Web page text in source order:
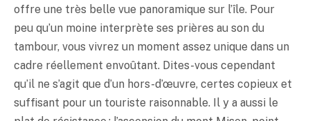
offre une très belle vue panoramique sur l’île. Pour
peu qu’un moine interprète ses prières au son du
tambour, vous vivrez un moment assez unique dans un
cadre réellement envoûtant. Dites-vous cependant
qu’il ne s’agit que d’un hors-d’œuvre, certes copieux et
suffisant pour un touriste raisonnable. Il y a aussi le